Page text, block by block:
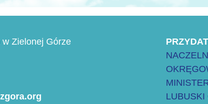
Zielonej Górze
LUBUSKI